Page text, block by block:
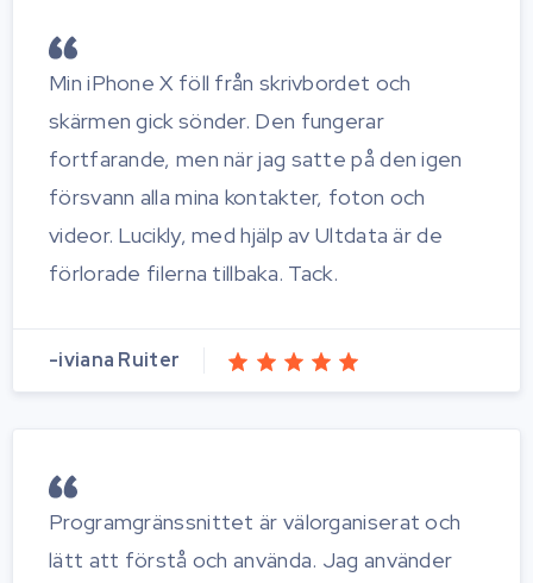
Min iPhone X föll från skrivbordet och
skärmen gick sönder. Den fungerar
fortfarande, men när jag satte på den igen
försvann alla mina kontakter, foton och
videor. Lucikly, med hjälp av Ultdata är de
förlorade filerna tillbaka. Tack.
-iviana Ruiter
Programgränssnittet är välorganiserat och
lätt att förstå och använda. Jag använder